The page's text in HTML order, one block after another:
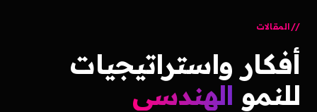
المقالات
أفكار واستراتيجيات
للنمو الهندسي